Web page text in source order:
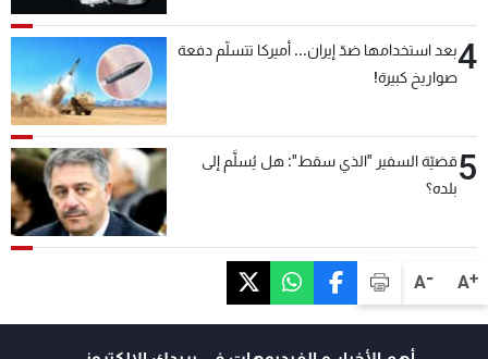
A+
A-
4بعد استخدامها ضدّ إيران... أميركا تتسلّم دفعة
صواريخ كبيرة!
5قضيّة السفير "الذي سقط": هل يُسلَّم إلى
بلده؟